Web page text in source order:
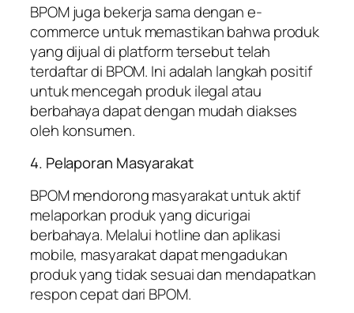
BPOM juga bekerja sama dengan e-
commerce untuk memastikan bahwa produk
yang dijual di platform tersebut telah
terdaftar di BPOM. Ini adalah langkah positif
untuk mencegah produk ilegal atau
berbahaya dapat dengan mudah diakses
oleh konsumen.
4. Pelaporan Masyarakat
BPOM mendorong masyarakat untuk aktif
melaporkan produk yang dicurigai
berbahaya. Melalui hotline dan aplikasi
mobile, masyarakat dapat mengadukan
produk yang tidak sesuai dan mendapatkan
respon cepat dari BPOM.